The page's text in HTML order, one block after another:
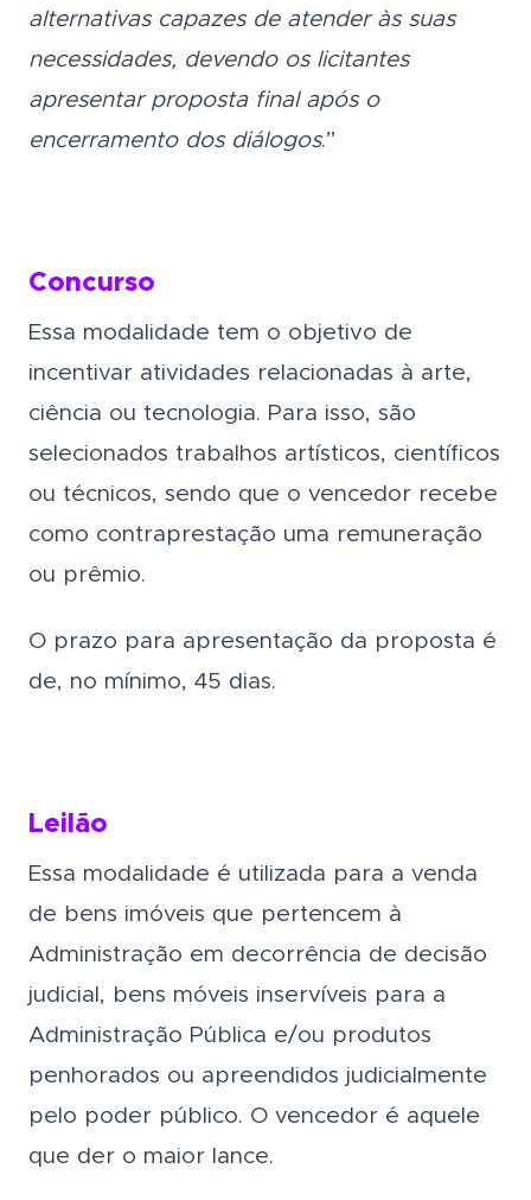
alternativas capazes de atender às suas
necessidades, devendo os licitantes
apresentar proposta final após o
encerramento dos diálogos.”
Concurso
Essa modalidade tem o objetivo de
incentivar atividades relacionadas à arte,
ciência ou tecnologia. Para isso, são
selecionados trabalhos artísticos, científicos
ou técnicos, sendo que o vencedor recebe
como contraprestação uma remuneração
ou prêmio.
O prazo para apresentação da proposta é
de, no mínimo, 45 dias.
Leilão
Essa modalidade é utilizada para a venda
de bens imóveis que pertencem à
Administração em decorrência de decisão
judicial, bens móveis inservíveis para a
Administração Pública e/ou produtos
penhorados ou apreendidos judicialmente
pelo poder público. O vencedor é aquele
que der o maior lance.